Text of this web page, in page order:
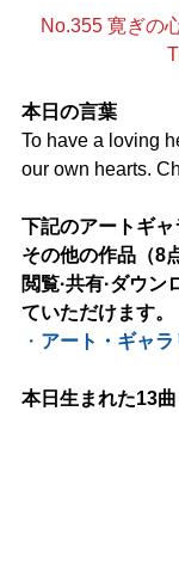
No.355 寛ぎの
本日の言葉
To have a loving
our own hearts.
下記のアートギ
その他の作品（8
閲覧·共有·ダウ
ていただけます。
・ アート・ギャラ
本日生まれた13曲